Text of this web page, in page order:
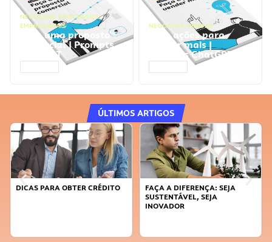
NEGÓCIOS, PROCESSOS
EMPRESARIAIS
Faça uma proposta
comercial | Prompts
ChatGPT
NEGÓCIOS, VENDAS
Faça ações para
vender mais |
Prompts ChatGPT
ÚLTIMOS ARTIGOS
DICAS PARA OBTER CRÉDITO
FAÇA A DIFERENÇA: SEJA
SUSTENTÁVEL, SEJA
INOVADOR